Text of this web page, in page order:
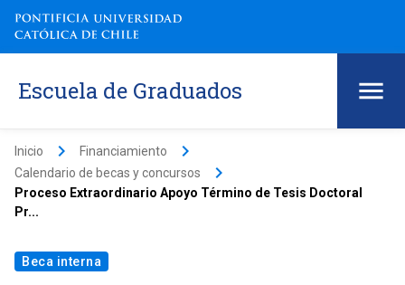
Escuela de Graduados
Inicio keyboard_arrow_right Financiamiento keyboard_arrow_right
Calendario de becas y concursos keyboard_arrow_right
Proceso Extraordinario Apoyo Término de Tesis Doctoral
Pr...
Beca interna